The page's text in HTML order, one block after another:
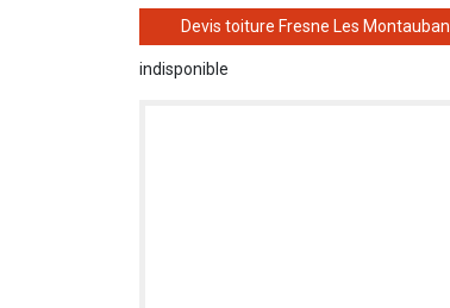
Devis toiture Fresne Les Montauban
indisponible